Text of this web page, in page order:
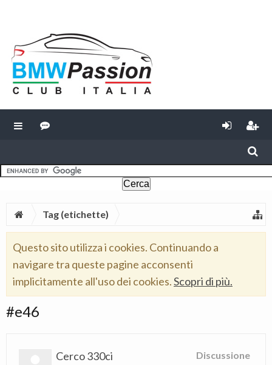
Tag (etichette)
Questo sito utilizza i cookies. Continuando a
navigare tra queste pagine acconsenti
implicitamente all'uso dei cookies.Scopri di più.
#e46
Discussione
Cerco 330ci